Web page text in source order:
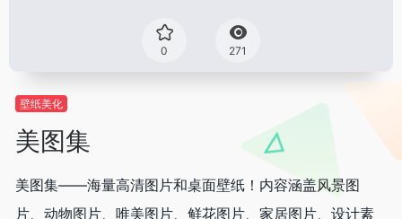
0 271
壁纸美化
美图集
美图集——海量高清图片和桌面壁纸！内容涵盖风景图
片、动物图片、唯美图片、鲜花图片、家居图片、设计素